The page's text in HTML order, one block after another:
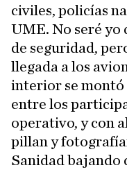
civiles, policías
UME. No seré yo
de seguridad,
llegada a los
interior se montó
entre los
operativo, y con
pillan y
Sanidad bajando